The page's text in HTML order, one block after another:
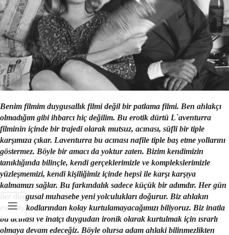
Benim filmim duygusallık filmi değil bir patlama filmi. Ben ahlakçı
olmadığım gibi ihbarcı hiç değilim. Bu erotik dürtü L`aventurra
filminin içinde bir trajedi olarak mutsuz, acınası, süfli bir tiple
karşımıza çıkar. Laventurra bu acınası nafile tiple baş etme yollarını
göstermez. Böyle bir amacı da yoktur zaten. Bizim kendimizin
tanıklığında bilinçle, kendi gerçeklerimizle ve komplekslerimizle
yüzleşmemizi, kendi kişiliğimiz içinde hepsi ile karşı karşıya
kalmamızı sağlar. Bu farkındalık sadece küçük bir adımdır. Her gün
her duygusal muhasebe yeni yolculukları doğurur. Biz ahlakın
eskimiş kodlarından kolay kurtulamayacağımızı biliyoruz. Biz inatla
bu acınası ve inatçı duygudan ironik olarak kurtulmak için ısrarlı
olmaya devam edeceğiz. Böyle olursa adam ahlaki bilinmezlikten